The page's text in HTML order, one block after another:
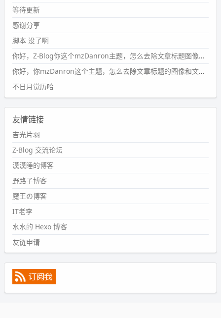
#PubWord
条嘟？？？？
wdssmq
2024-09-15 10:32:07
#PubWordVSCode 内 git 操作卡住的时候没办法主动取消
一直是个痛点，一般都是推送或拉取，今天连提交都卡
了。。
wdssmq
2024-09-11 08:45:43
#PubWord
然后天凉了，为了应对踢被子买了睡袋，不知道 1.2 米会不
会略窄。。
wdssmq
2024-09-09 19:43:00
#PubWord
表，21 年 11 月底发现 B 站上线了这部，直到前几天才看
完，还是分两次看的。。接下来有五项是 2019 年的，都是
电影 —— 略长的待办列表。。
等待更新
感谢分享
脚本 没了啊
你好，Z-Blog你这个mzDanron主题，怎么去除文章标题图像和文章摘要，仅显示标题，感谢回复！
你好，你mzDanron这个主题，怎么去除文章标题的图像和文章摘要！仅显示标题，感谢回复解决！
不日月觉历哈
友情链接
吉光片羽
Z-Blog 交流论坛
漠漠睡的博客
野路子博客
魔王の博客
IT老李
水水的 Hexo 博客
友链申请